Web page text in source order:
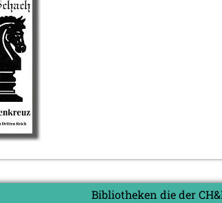
Bibliotheken die der